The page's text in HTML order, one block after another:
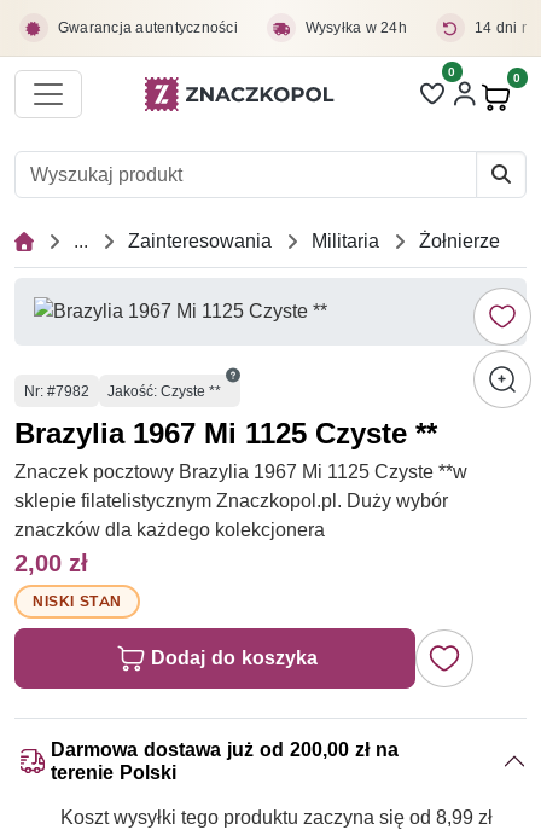
Gwarancja autentyczności Wysyłka w 24h 14 dni
Liczba pozycji
0 0
... Zainteresowania Militaria Żołnierze
Numer
Nr: #7982 Jakość: Czyste **
Brazylia 1967 Mi 1125 Czyste **
Znaczek pocztowy Brazylia 1967 Mi 1125 Czyste **w
sklepie filatelistycznym Znaczkopol.pl. Duży wybór
znaczków dla każdego kolekcjonera
2,00 zł
NISKI STAN
Dodaj do koszyka
Darmowa dostawa już od 200,00 zł na
terenie Polski
Koszt wysyłki tego produktu zaczyna się od 8,99 zł